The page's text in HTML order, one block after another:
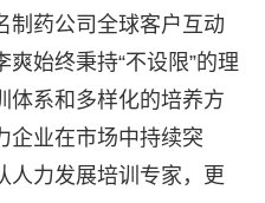
制药公司全球客户互动
始终秉持“不设限”的理
体系和多样化的培养方
企业在市场中持续突
人力发展培训专家，更